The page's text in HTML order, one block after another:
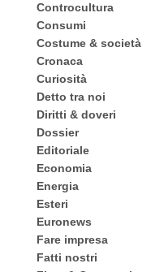
Controcultura
Consumi
Costume & società
Cronaca
Curiosità
Detto tra noi
Diritti & doveri
Dossier
Editoriale
Economia
Energia
Esteri
Euronews
Fare impresa
Fatti nostri